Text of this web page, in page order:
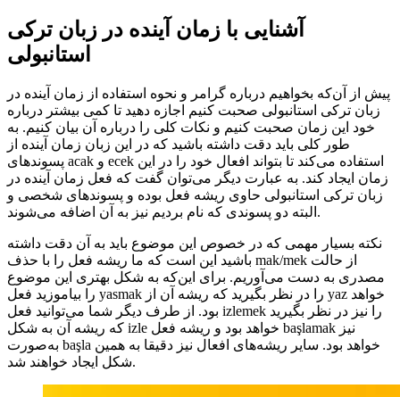
آشنایی با زمان آینده در زبان ترکی
استانبولی
پیش از آن‌که بخواهیم درباره گرامر و نحوه استفاده از زمان آینده در
زبان ترکی استانبولی صحبت کنیم اجازه دهید تا کمی بیشتر درباره
خود این زمان صحبت کنیم و نکات کلی را درباره آن بیان کنیم. به
طور کلی باید دقت داشته باشید که در این زبان زمان آینده از
پسوندهای acak و ecek استفاده می‌کند تا بتواند افعال خود را در این
زمان ایجاد کند. به عبارت دیگر می‌توان گفت که فعل زمان آینده در
زبان ترکی استانبولی حاوی ریشه فعل بوده و پسوندهای شخصی و
البته دو پسوندی که نام بردیم نیز به آن اضافه می‌شوند.
نکته بسیار مهمی که در خصوص این موضوع باید به آن دقت داشته
باشید این است که ما ریشه فعل را با حذف mak/mek از حالت
مصدری به دست می‌آوریم. برای این‌که به شکل بهتری این موضوع
را بیاموزید فعل yasmak را در نظر بگیرید که ریشه آن از yaz خواهد
بود. از طرف دیگر شما می‌توانید فعل izlemek را نیز در نظر بگیرید
که ریشه آن به شکل izle خواهد بود و ریشه فعل başlamak نیز
به‌صورت başla خواهد بود. سایر ریشه‌های افعال نیز دقیقا به همین
شکل ایجاد خواهند شد.